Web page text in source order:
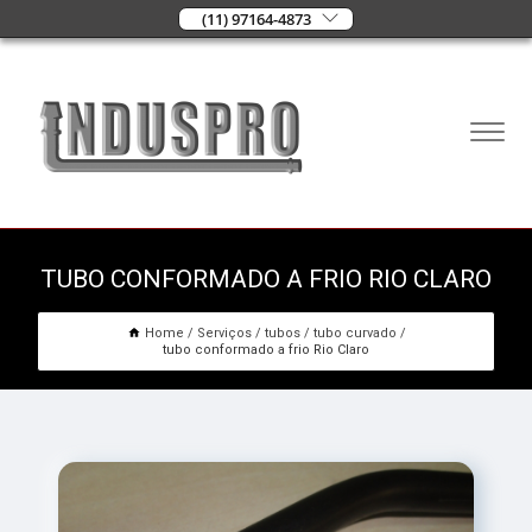
(11) 97164-4873
TUBO CONFORMADO A FRIO RIO CLARO
Home Serviços tubos
tubo curvado
tubo conformado a frio Rio Claro